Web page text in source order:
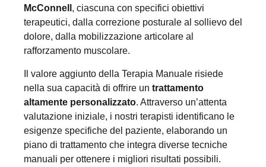
McConnell , ciascuna con specifici obiettivi
terapeutici, dalla correzione posturale al sollievo del
dolore, dalla mobilizzazione articolare al
rafforzamento muscolare.
Il valore aggiunto della Terapia Manuale risiede
nella sua capacità di offrire un trattamento
altamente personalizzato. Attraverso un’attenta
valutazione iniziale, i nostri terapisti identificano le
esigenze specifiche del paziente, elaborando un
piano di trattamento che integra diverse tecniche
manuali per ottenere i migliori risultati possibili.